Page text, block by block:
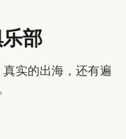
部
实的出海，还有遍